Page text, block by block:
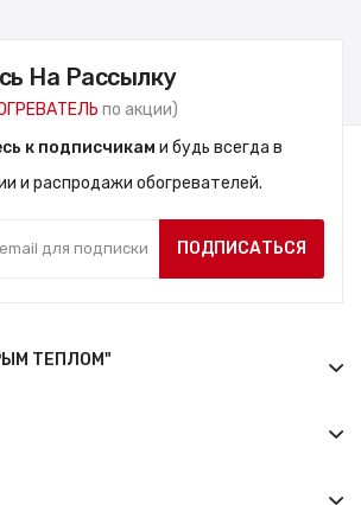
На Рассылку
по акции)
к подписчикам и будь всегда в
и распродажи обогревателей.
ПОДПИСАТЬСЯ
ТЕПЛОМ"